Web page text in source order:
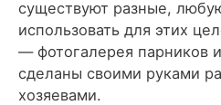
существуют разные,
использовать для этих
— фотогалерея парников
сделаны своими руками
хозяевами.